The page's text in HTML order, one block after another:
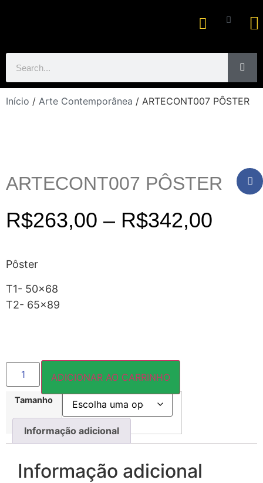
Início / Arte Contemporânea / ARTECONT007 PÔSTER
ARTECONT007 PÔSTER
R$263,00 – R$342,00
Pôster
T1- 50×68
T2- 65×89
Tamanho
ADICIONAR AO CARRINHO
Informação adicional
Informação adicional